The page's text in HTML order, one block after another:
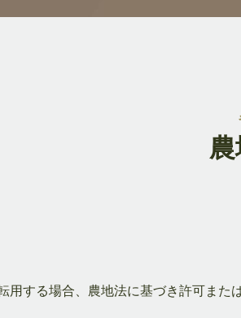
用する場合、農地法に基づき許可また